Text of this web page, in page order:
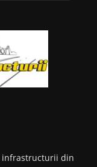
infrastructurii din